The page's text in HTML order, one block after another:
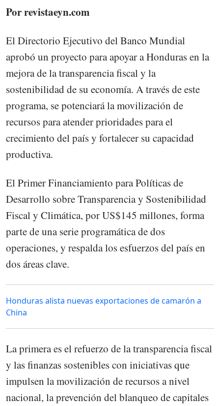
Por revistaeyn.com
El Directorio Ejecutivo del Banco Mundial
aprobó un proyecto para apoyar a Honduras en la
mejora de la transparencia fiscal y la
sostenibilidad de su economía. A través de este
programa, se potenciará la movilización de
recursos para atender prioridades para el
crecimiento del país y fortalecer su capacidad
productiva.
El Primer Financiamiento para Políticas de
Desarrollo sobre Transparencia y Sostenibilidad
Fiscal y Climática, por US$145 millones, forma
parte de una serie programática de dos
operaciones, y respalda los esfuerzos del país en
dos áreas clave.
Honduras alista nuevas exportaciones de camarón a
China
La primera es el refuerzo de la transparencia fiscal
y las finanzas sostenibles con iniciativas que
impulsen la movilización de recursos a nivel
nacional, la prevención del blanqueo de capitales